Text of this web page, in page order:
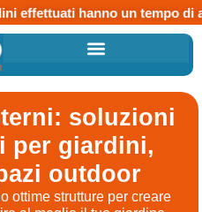
hanno un tempo di
soluzioni
per giardini,
outdoor
ottime strutture per creare